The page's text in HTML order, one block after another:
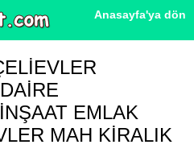
Anasayfa'ya dön
EMLAK
MAH KİRALIK